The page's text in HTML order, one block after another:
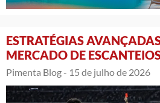
ESTRATÉGIAS
MERCADO DE
Pimenta Blog - 15 de julho de 2026